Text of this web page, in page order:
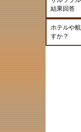
結果回答
ホテルや
すか？